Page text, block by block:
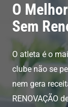
O
Sem
O atleta é o
clube não se
nem gera
RENOVAÇÃO